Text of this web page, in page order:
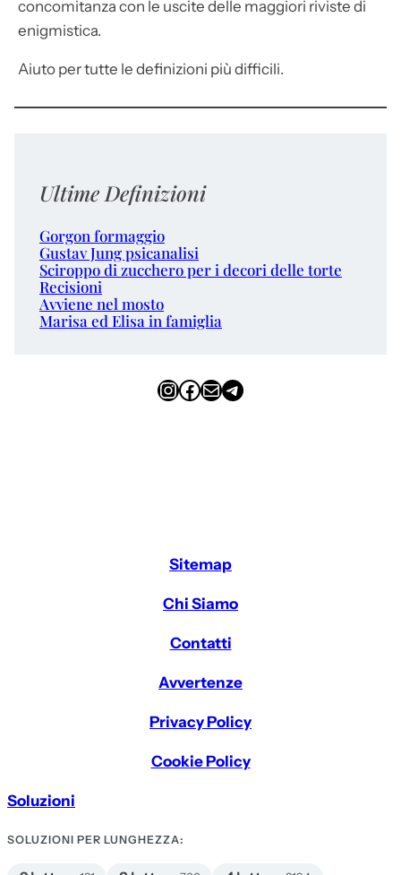
concomitanza con le uscite delle maggiori riviste di
enigmistica.
Aiuto per tutte le definizioni più difficili.
Ultime Definizioni
Gorgon formaggio
Gustav Jung psicanalisi
Sciroppo di zucchero per i decori delle torte
Recisioni
Avviene nel mosto
Marisa ed Elisa in famiglia
InstagramFacebook Email Telegram
Sitemap
Chi Siamo
Contatti
Avvertenze
Privacy Policy
Cookie Policy
Soluzioni
SOLUZIONI PER LUNGHEZZA: